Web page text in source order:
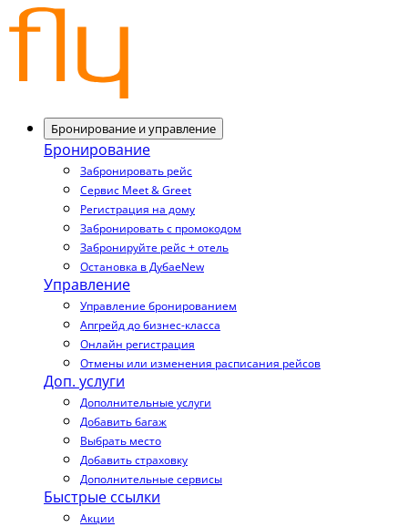
Бронирование и управление
Бронирование
Забронировать рейс
Сервис Meet & Greet
Регистрация на дому
Забронировать с промокодом
Забронируйте рейс + отель
Остановка в ДубаеNew
Управление
Управление бронированием
Апгрейд до бизнес-класса
Онлайн регистрация
Отмены или изменения расписания рейсов
Доп. услуги
Дополнительные услуги
Добавить багаж
Выбрать место
Добавить страховку
Дополнительные сервисы
Быстрые ссылки
Акции